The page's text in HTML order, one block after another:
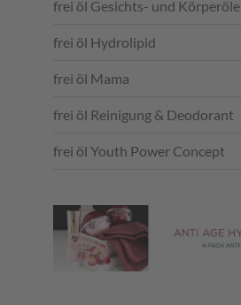
frei öl Gesichts- und Körperöle
frei öl Hydrolipid
frei öl Mama
frei öl Reinigung & Deodorant
frei öl Youth Power Concept